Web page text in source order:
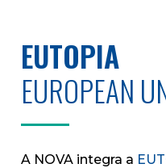
EUTOPIA
EUROPEAN
A NOVA integra a